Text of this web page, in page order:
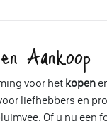
Aankoop
voor het kopen
liefhebbers en
Of u nu een